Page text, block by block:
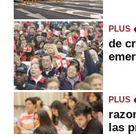
PLUS
de
PLUS
las